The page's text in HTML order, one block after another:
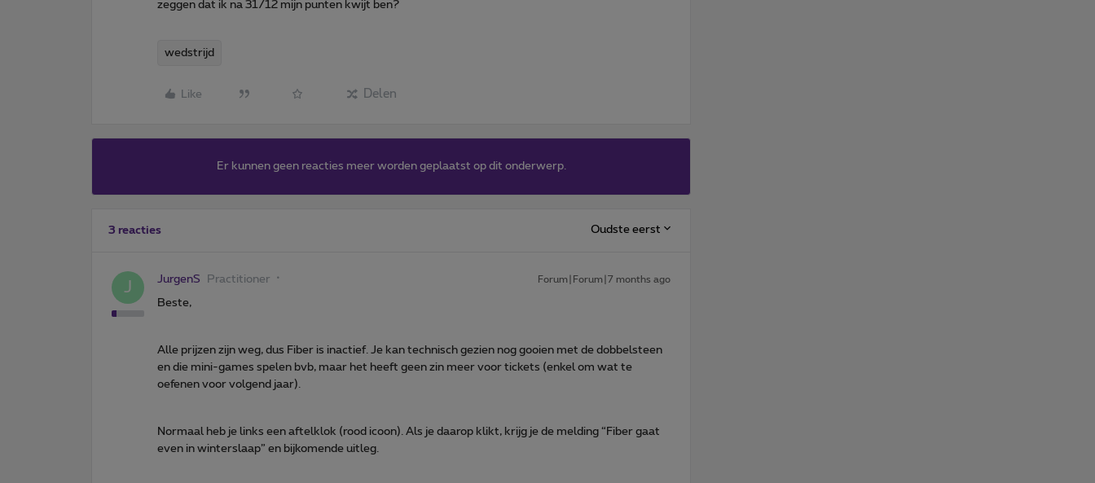
zeggen dat ik na 31/12 mijn punten kwijt ben?
wedstrijd
Like Delen
Er kunnen geen reacties meer worden geplaatst op dit onderwerp.
3 reacties Oudste eerst
J JurgenS Practitioner Forum|Forum|7 months ago
Beste,
Alle prijzen zijn weg, dus Fiber is inactief. Je kan technisch gezien nog gooien met de dobbelsteen
en die mini-games spelen bvb, maar het heeft geen zin meer voor tickets (enkel om wat te
oefenen voor volgend jaar).
Normaal heb je links een aftelklok (rood icoon). Als je daarop klikt, krijg je de melding “Fiber gaat
even in winterslaap” en bijkomende uitleg.